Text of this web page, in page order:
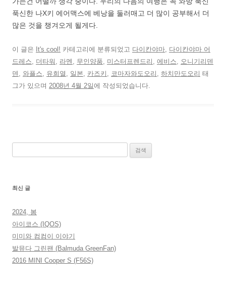
푹신한 나X키 에어맥스에 베낭을 둘러매고 더 많이 공부해서 더
많은 것을 챙겨오게 될게다.
이 글은 It's cool! 카테고리에 분류되었고 다이칸야마 다이칸야마 어
드레스
더타워 라멘 무인양품 미스터프렌드리 에비스
오니기리덴
덴
와플스 유희열 일본 카즈키 코마자와도오리 하치만도오리 태
그가 있으며 2008년 4월 2일에 작성되었습니다.
색:
최신 글
2024, 봄
아이코스 (IQOS)
미미와 컴컴이 이야기
발뮤다 그린팬 (Balmuda GreenFan)
2016 MINI Cooper S (F56S)